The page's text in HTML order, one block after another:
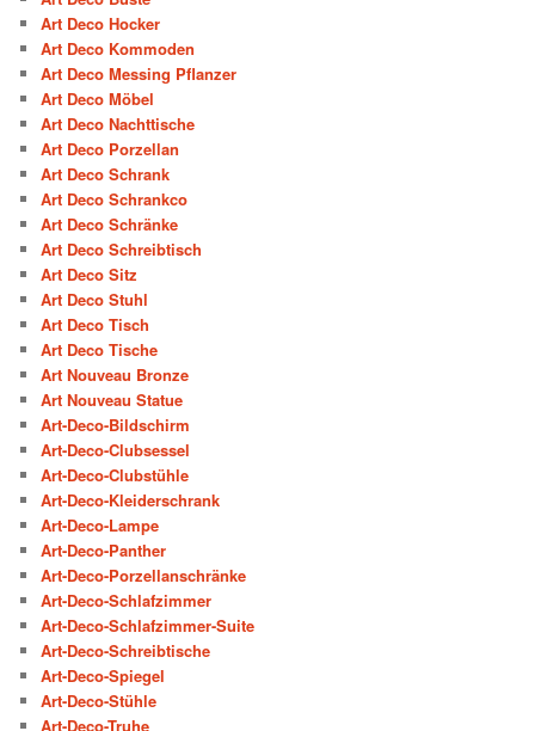
Art Deco Hocker
Art Deco Kommoden
Art Deco Messing Pflanzer
Art Deco Möbel
Art Deco Nachttische
Art Deco Porzellan
Art Deco Schrank
Art Deco Schrankco
Art Deco Schränke
Art Deco Schreibtisch
Art Deco Sitz
Art Deco Stuhl
Art Deco Tisch
Art Deco Tische
Art Nouveau Bronze
Art Nouveau Statue
Art-Deco-Bildschirm
Art-Deco-Clubsessel
Art-Deco-Clubstühle
Art-Deco-Kleiderschrank
Art-Deco-Lampe
Art-Deco-Panther
Art-Deco-Porzellanschränke
Art-Deco-Schlafzimmer
Art-Deco-Schlafzimmer-Suite
Art-Deco-Schreibtische
Art-Deco-Spiegel
Art-Deco-Stühle
Art-Deco-Truhe